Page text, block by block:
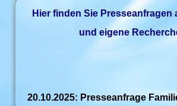
Hier finden Sie Presseanfragen
und eigene
20.10.2025: Presseanfrage